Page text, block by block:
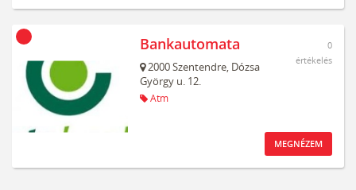
Bankautomata
2000Szentendre, Dózsa
György u. 12.
Atm
0
értékelés
MEGNÉZEM